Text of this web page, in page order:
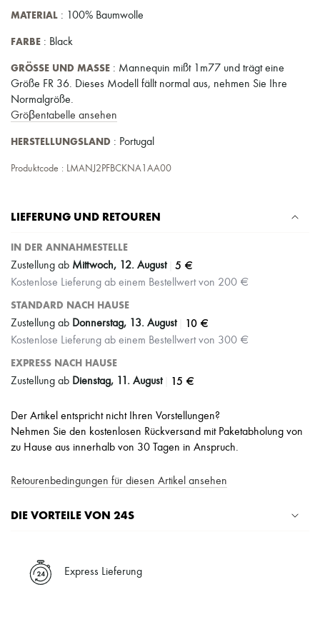
MATERIAL : 100% Baumwolle
FARBE : Black
GRÖSSE UND MASSE : Mannequin mißt 1m77 und trägt eine
Größe FR 36. Dieses Modell fällt normal aus, nehmen Sie Ihre
Normalgröße.
Gröβentabelle ansehen
HERSTELLUNGSLAND : Portugal
Produktcode : LMANJ2PFBCKNA1AA00
LIEFERUNG UND RETOUREN
IN DER ANNAHMESTELLE
Zustellung ab Mittwoch, 12. August 5 €
Kostenlose Lieferung ab einem Bestellwert von 200 €
STANDARD NACH HAUSE
Zustellung ab Donnerstag, 13. August 10 €
Kostenlose Lieferung ab einem Bestellwert von 300 €
EXPRESS NACH HAUSE
Zustellung ab Dienstag, 11. August 15 €
Der Artikel entspricht nicht Ihren Vorstellungen?
Nehmen Sie den kostenlosen Rückversand mit Paketabholung von
zu Hause aus innerhalb von 30 Tagen in Anspruch.
Retourenbedingungen für diesen Artikel ansehen
DIE VORTEILE VON 24S
✓ Expresslieferung in über 100 Ländern
✓ Kostenlose Retouren
Express Lieferung